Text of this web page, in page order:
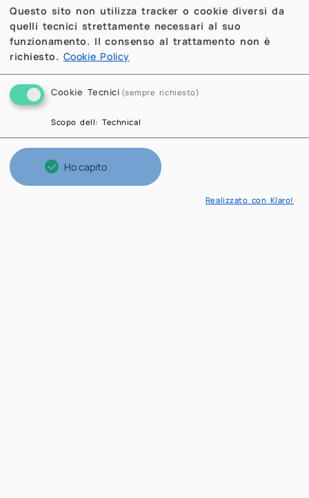
Questo sito non utilizza tracker o cookie diversi da
quelli tecnici strettamente necessari al suo
funzionamento. Il consenso al trattamento non è
richiesto. Cookie Policy
Cookie Tecnici (sempre richiesto)
Scopo dell:Technical
Ho capito
Realizzato con Klaro!